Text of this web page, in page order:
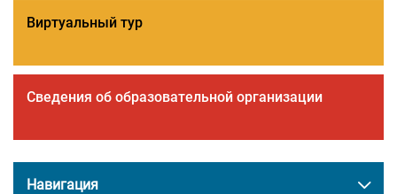
Виртуальный тур
Сведения об образовательной организации
Навигация